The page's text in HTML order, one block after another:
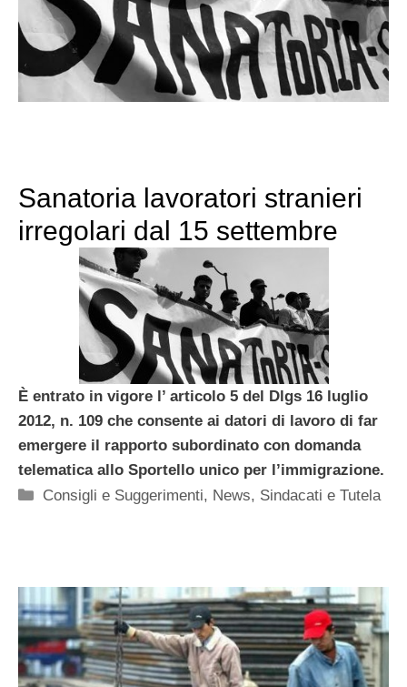
Sanatoria lavoratori stranieri
irregolari dal 15 settembre
È entrato in vigore l’ articolo 5 del Dlgs 16 luglio
2012, n. 109 che consente ai datori di lavoro di far
emergere il rapporto subordinato con domanda
telematica allo Sportello unico per l’immigrazione.
Categorie
Consigli e Suggerimenti, News, Sindacati e Tutela